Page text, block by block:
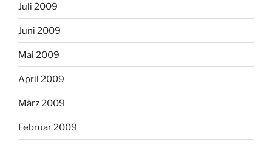
Juli 2009
Juni 2009
Mai 2009
April 2009
März 2009
Februar 2009